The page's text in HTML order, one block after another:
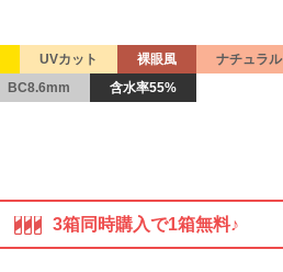
UVカット 裸眼風 ナチュラル
BC8.6mm 含水率55%
3箱同時購入で1箱無料♪